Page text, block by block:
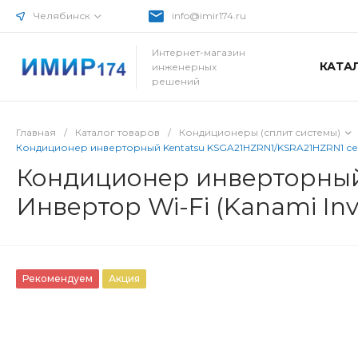
Челябинск info@imir174.ru
Интернет-магазин
инженерных
решений
Главная / Каталог товаров / Кондиционеры (сплит системы)
Кондиционер инверторный Kentatsu KSGA21HZRN1/KSRA21HZRN1
Кондиционер
Инвертор Wi-Fi (Kanami
Рекомендуем Акция